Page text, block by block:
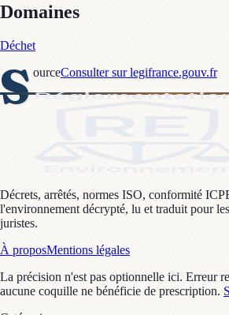
Domaines
Déchet
S ourceConsulter sur legifrance.gouv.fr
Décrets, arrêtés, normes ISO, conformité
l'environnement décrypté, lu et traduit pour
juristes.
À proposMentions légales
La précision n'est pas optionnelle ici. Erreur
aucune coquille ne bénéficie de prescription.